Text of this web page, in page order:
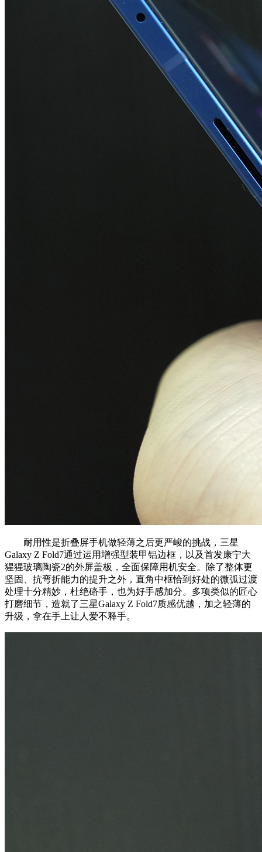
耐用性是折叠屏手机做轻薄之后更严峻的挑战，三星
Galaxy Z Fold7通过运用增强型装甲铝边框，以及首发康宁大
猩猩玻璃陶瓷2的外屏盖板，全面保障用机安全。除了整体更
坚固、抗弯折能力的提升之外，直角中框恰到好处的微弧过渡
处理十分精妙，杜绝硌手，也为好手感加分。多项类似的匠心
打磨细节，造就了三星Galaxy Z Fold7质感优越，加之轻薄的
升级，拿在手上让人爱不释手。